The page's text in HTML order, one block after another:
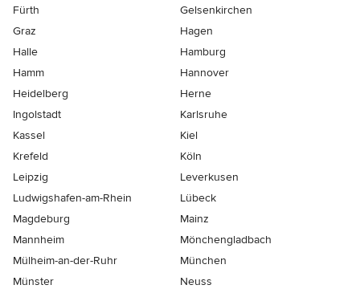
Fürth
Gelsenkirchen
Graz
Hagen
Halle
Hamburg
Hamm
Hannover
Heidelberg
Herne
Ingolstadt
Karlsruhe
Kassel
Kiel
Krefeld
Köln
Leipzig
Leverkusen
Ludwigshafen-am-Rhein
Lübeck
Magdeburg
Mainz
Mannheim
Mönchen­gladbach
Mülheim-an-der-Ruhr
München
Münster
Neuss